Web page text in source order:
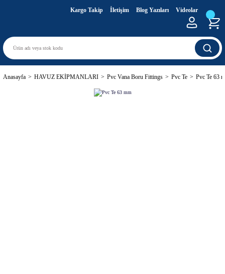
Kargo Takip İletişim Blog Yazıları Videolar
Anasayfa HAVUZ EKİPMANLARI Pvc Vana Boru Fittings Pvc Te Pvc Te 63